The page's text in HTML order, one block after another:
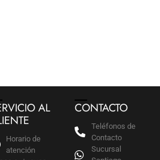
AL
Horario de
atención
CONTACTO
Teléfonos de
Contacto
Sucursal